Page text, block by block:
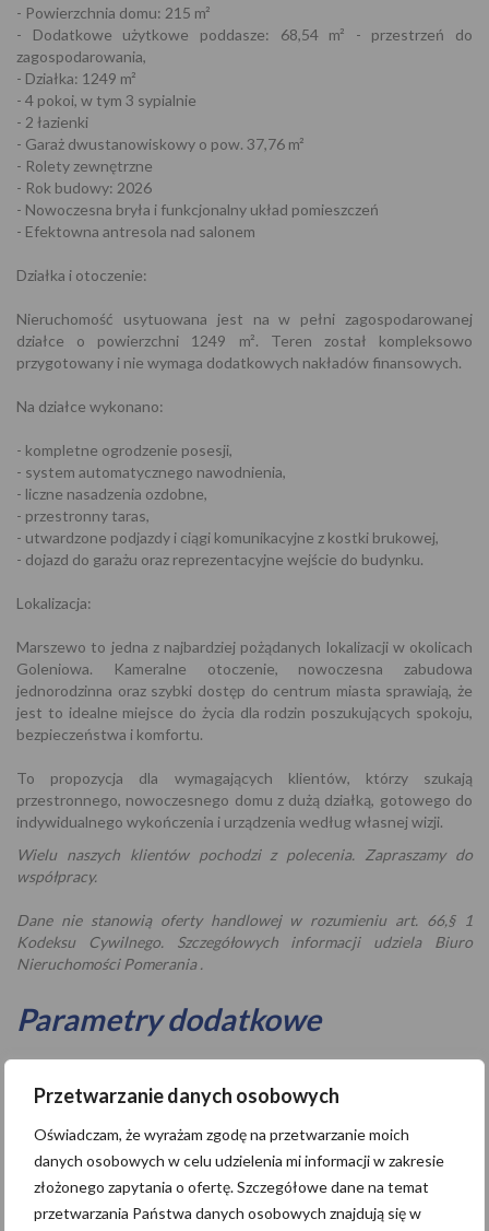
Przetwarzanie danych osobowych
Oświadczam, że wyrażam zgodę na przetwarzanie moich
danych osobowych w celu udzielenia mi informacji w zakresie
złożonego zapytania o ofertę. Szczegółowe dane na temat
przetwarzania Państwa danych osobowych znajdują się w
- Powierzchnia domu: 215 m²
- Dodatkowe użytkowe poddasze: 68,54 m² - przestrzeń do
zagospodarowania,
- Działka: 1249 m²
- 4 pokoi, w tym 3 sypialnie
- 2 łazienki
- Garaż dwustanowiskowy o pow. 37,76 m²
- Rolety zewnętrzne
- Rok budowy: 2026
- Nowoczesna bryła i funkcjonalny układ pomieszczeń
- Efektowna antresola nad salonem
Działka i otoczenie:
Nieruchomość usytuowana jest na w pełni zagospodarowanej
działce o powierzchni 1249 m². Teren został kompleksowo
przygotowany i nie wymaga dodatkowych nakładów finansowych.
Na działce wykonano:
- kompletne ogrodzenie posesji,
- system automatycznego nawodnienia,
- liczne nasadzenia ozdobne,
- przestronny taras,
- utwardzone podjazdy i ciągi komunikacyjne z kostki brukowej,
- dojazd do garażu oraz reprezentacyjne wejście do budynku.
Lokalizacja:
Marszewo to jedna z najbardziej pożądanych lokalizacji w okolicach
Goleniowa. Kameralne otoczenie, nowoczesna zabudowa
jednorodzinna oraz szybki dostęp do centrum miasta sprawiają, że
jest to idealne miejsce do życia dla rodzin poszukujących spokoju,
bezpieczeństwa i komfortu.
To propozycja dla wymagających klientów, którzy szukają
przestronnego, nowoczesnego domu z dużą działką, gotowego do
indywidualnego wykończenia i urządzenia według własnej wizji.
Wielu naszych klientów pochodzi z polecenia. Zapraszamy do
współpracy.
Dane nie stanowią oferty handlowej w rozumieniu art. 66,§ 1
Kodeksu Cywilnego. Szczegółowych informacji udziela Biuro
Nieruchomości Pomerania .
Parametry dodatkowe
Droga dojazdowa: Asfaltowa
Kontakt